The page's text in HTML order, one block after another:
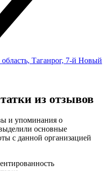
область, Таганрог, 7-й Новый
из отзывов
и упоминания о
основные
с данной организацией